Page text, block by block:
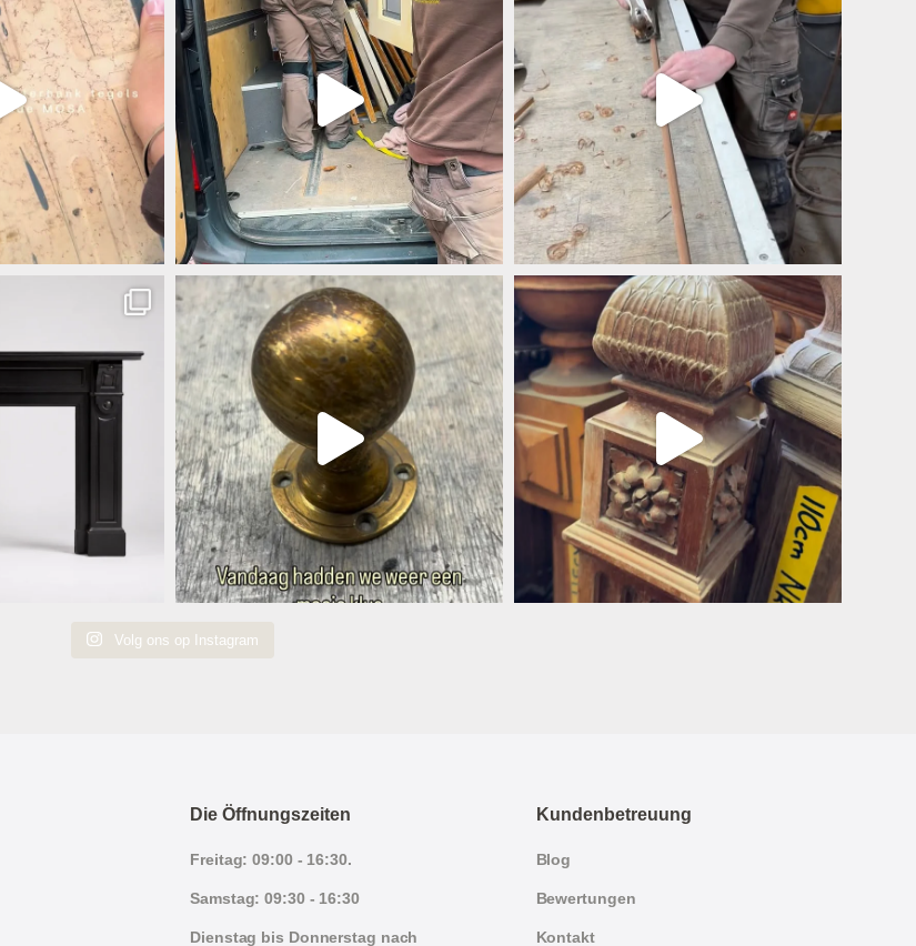
Volg ons op Instagram
Die Öffnungszeiten
Freitag: 09:00 - 16:30.
Samstag: 09:30 - 16:30
Dienstag bis Donnerstag nach
Kundenbetreuung
Blog
Bewertungen
Kontakt